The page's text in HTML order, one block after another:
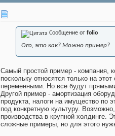
Сообщение от folio
Ого, это как? Можно пример?
Самый простой пример - компания,
поскольку относятся только на
переменными. Но все будут
Другой пример - амортизация
продукта, налоги на имущество по
под конкретную культуру.
производства в крупной холдинге.
сложные примеры, но для этого